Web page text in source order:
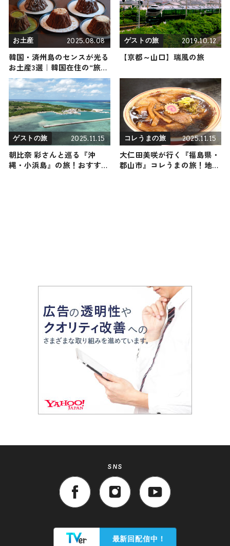
お土産 2025.08.08
韓国・済州島のセンスが光る
お土産3選｜韓国在住の“旅サ
ラダガイド”がおすすめ！
ゲストの旅 2019.10.12
【京都～山口】瑞風の旅
ゲストの旅 2025.11.15
朝比奈 彩さんと巡る『沖
縄・小浜島』の旅！おすすめ
コレうまの旅 2025.11.15
大仁田美咲が行く『福島県・
郡山市』コレうまの旅！地元
SNS